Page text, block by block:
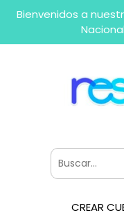
Bienvenidos a
CREAR